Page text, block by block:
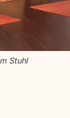
Stuhl